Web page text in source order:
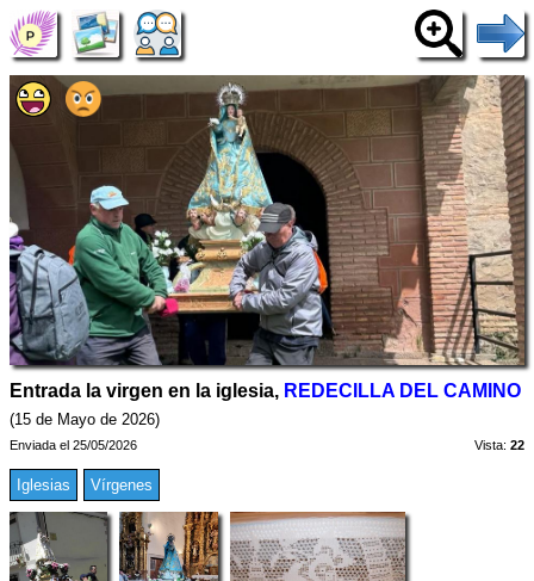
Entrada la virgen en la iglesia, REDECILLA DEL CAMINO
(15 de Mayo de 2026)
Enviada el 25/05/2026 Vista: 22
Iglesias Vírgenes